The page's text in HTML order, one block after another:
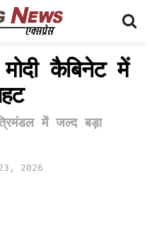
कैबिनेट में
में जल्द बड़ा
2026